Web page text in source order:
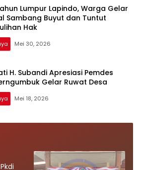
Lumpur Lapindo, Warga Gelar
Sambang Buyut dan Tuntut
Hak
Mei 30, 2026
H. Subandi Apresiasi Pemdes
Gelar Ruwat Desa
Mei 18, 2026